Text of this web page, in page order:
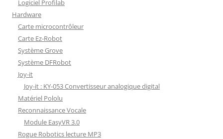
Logiciel Profilab
Hardware
Carte microcontrôleur
Carte Ez-Robot
Système Grove
Système DFRobot
Joy-it
Joy-it : KY-053 Convertisseur analogique digital
Matériel Pololu
Reconnaissance Vocale
Module EasyVR 3.0
Rogue Robotics lecture MP3